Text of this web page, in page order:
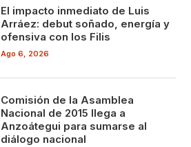
El impacto inmediato de Luis
Arráez: debut soñado, energía y
ofensiva con los Filis
Ago 6, 2026
Comisión de la Asamblea
Nacional de 2015 llega a
Anzoátegui para sumarse al
diálogo nacional